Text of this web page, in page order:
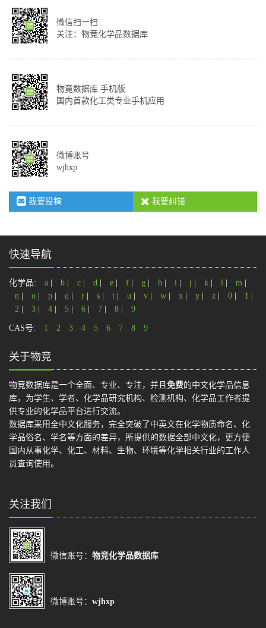
微信扫一扫
关注：物竞化学品数据库
物竟数据库 手机版
国内首款化工类专业手机应用
微博账号
wjhxp
我要投稿 我要纠错
快速导航
化学品: a b c d e f g h i j k l m
n
o p q r s t u v w x y z 0 1
2
3 4 5 6 7 8 9
CAS号: 1 2 3 4 5 6 7 8 9
关于物竞
物竞数据库是一个全面、专业、专注，并且 免费的中文化学品信息
库，为学生、学者、化学品研究机构、检测机构、化学品工作者提
供专业的化学品平台进行交流。
数据库采用全中文化服务，完全突破了中英文在化学物质命名、化
学品俗名、学名等方面的差异，所提供的数据全部中文化，更方便
国内从事化学、化工、材料、生物、环境等化学相关行业的工作人
员查询使用。
关注我们
微信账号： 物竞化学品数据库
微博账号： wjhxp